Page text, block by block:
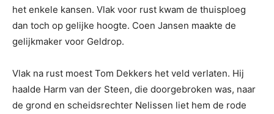
het enkele kansen. Vlak voor rust kwam de thuisploeg
dan toch op gelijke hoogte. Coen Jansen maakte de
gelijkmaker voor Geldrop.
Vlak na rust moest Tom Dekkers het veld verlaten. Hij
haalde Harm van der Steen, die doorgebroken was, naar
de grond en scheidsrechter Nelissen liet hem de rode